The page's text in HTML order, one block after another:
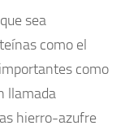
sea
como el
como
llamada
hierro-azufre